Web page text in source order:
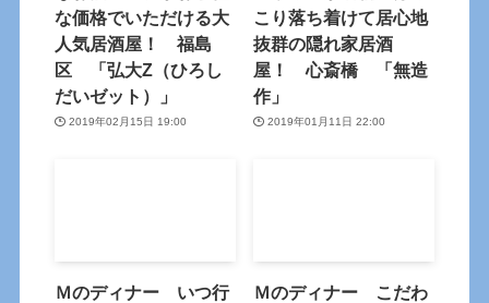
な価格でいただける大
人気居酒屋！ 福島
区 「弘大Z（ひろし
だいゼット）」
2019年02月15日 19:00
こり落ち着けて居心地
抜群の隠れ家居酒
屋！ 心斎橋 「無造
作」
2019年01月11日 22:00
Ｍのディナー いつ行
Ｍのディナー こだわ